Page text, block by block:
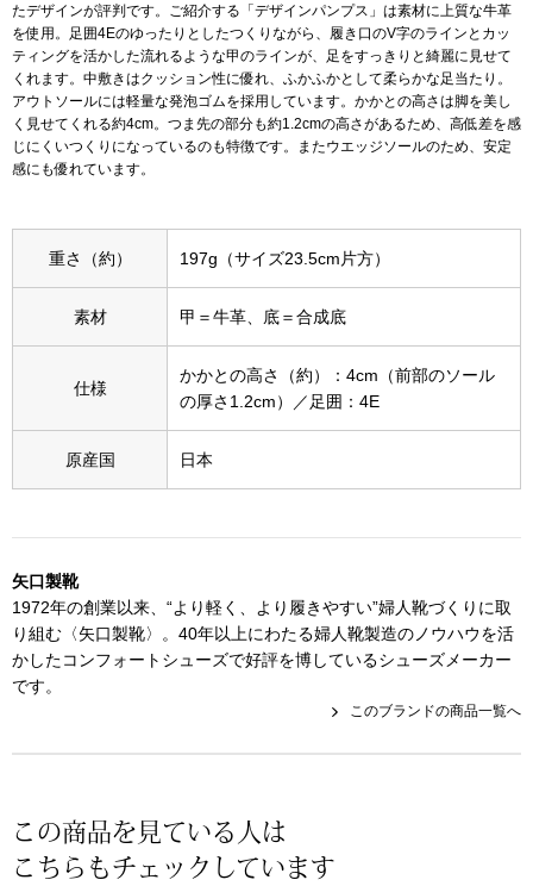
アクセサリー
ン雑貨
集
シューズ
スリップオン
財布／コイン
ポーチ
たデザインが評判です。ご紹介する「デザインパンプス」は素材に上質な牛革
を使用。足囲4Eのゆったりとしたつくりながら、履き口のV字のラインとカッ
ティングを活かした流れるような甲のラインが、足をすっきりと綺麗に見せて
くれます。中敷きはクッション性に優れ、ふかふかとして柔らかな足当たり。
アウトソールには軽量な発泡ゴムを採用しています。かかとの高さは脚を美し
く見せてくれる約4cm。つま先の部分も約1.2cmの高さがあるため、高低差を感
じにくいつくりになっているのも特徴です。またウエッジソールのため、安定
感にも優れています。
重さ（約） 197g（サイズ23.5cm片方）
素材 甲＝牛革、底＝合成底
仕様
かかとの高さ（約）：4cm（前部のソール
の厚さ1.2cm）／足囲：4E
原産国 日本
矢口製靴
1972年の創業以来、“より軽く、より履きやすい”婦人靴づくりに取
り組む〈矢口製靴〉。40年以上にわたる婦人靴製造のノウハウを活
かしたコンフォートシューズで好評を博しているシューズメーカー
です。
このブランドの商品一覧へ
この商品を見ている人は
こちらもチェックしています